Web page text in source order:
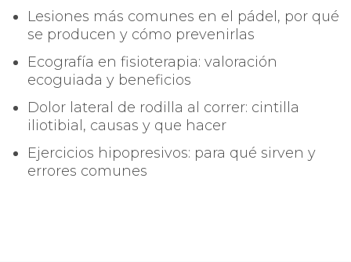
Lesiones más comunes en el pádel, por qué
se producen y cómo prevenirlas
Ecografía en fisioterapia: valoración
ecoguiada y beneficios
Dolor lateral de rodilla al correr: cintilla
iliotibial, causas y que hacer
Ejercicios hipopresivos: para qué sirven y
errores comunes